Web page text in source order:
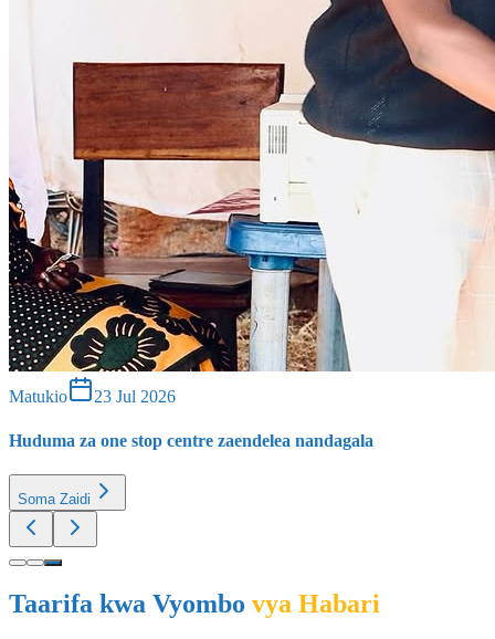
Matukio 23 Jul 2026
Huduma za one stop centre zaendelea nandagala
Soma Zaidi
Taarifa kwa Vyombo vya Habari